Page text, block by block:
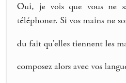
Oui, je vois que vous ne
téléphoner. Si vos mains ne
du fait qu’elles tiennent les
composez alors avec vos